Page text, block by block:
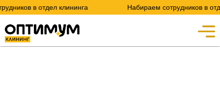
в отдел клининга Набираем сотрудников в отдел